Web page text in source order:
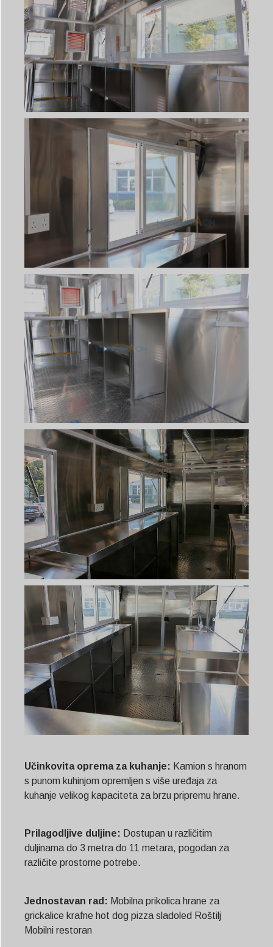
Učinkovita oprema za kuhanje: Kamion s hranom
s punom kuhinjom opremljen s više uređaja za
kuhanje velikog kapaciteta za brzu pripremu hrane.
Prilagodljive duljine: Dostupan u različitim
duljinama do 3 metra do 11 metara, pogodan za
različite prostorne potrebe.
Jednostavan rad: Mobilna prikolica hrane za
grickalice krafne hot dog pizza sladoled Roštilj
Mobilni restoran